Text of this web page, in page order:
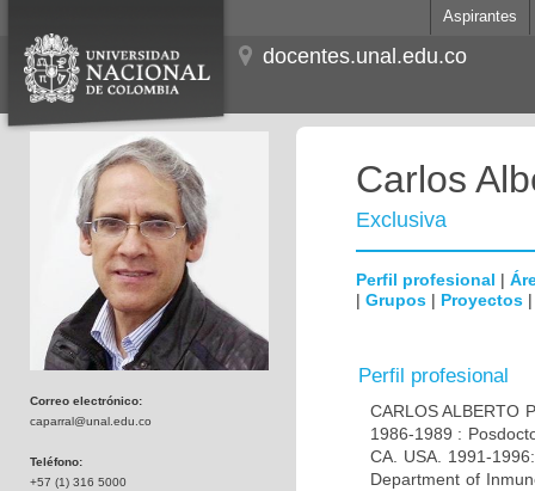
Aspirantes
docentes.unal.edu.co
Correo electrónico:
caparral@unal.edu.co
Teléfono:
+57 (1) 316 5000
Carlos
Exclusiva
Perfil profesional |
| Grupos | Proyectos
Perfil profesional
CARLOS ALBERTO
1986-1989 :
CA. USA. 1991-
Department of